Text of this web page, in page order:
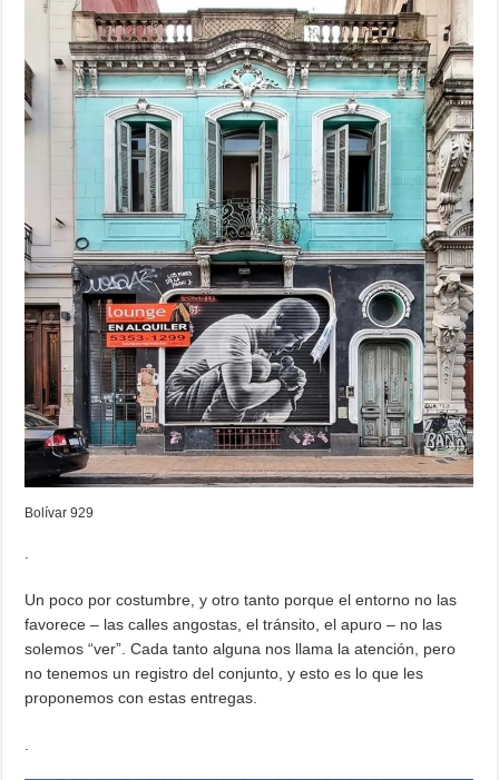
Bolívar 929
Un poco por costumbre, y otro tanto porque el entorno no las
favorece – las calles angostas, el tránsito, el apuro – no las
solemos “ver”. Cada tanto alguna nos llama la atención, pero
no tenemos un registro del conjunto, y esto es lo que les
proponemos con estas entregas.